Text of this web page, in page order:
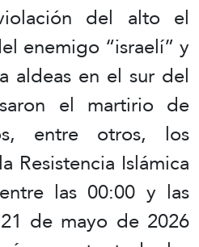
del alto el
enemigo “israelí” y
aldeas en el sur del
el martirio de
entre otros, los
Resistencia Islámica
las 00:00 y las
de mayo de 2026